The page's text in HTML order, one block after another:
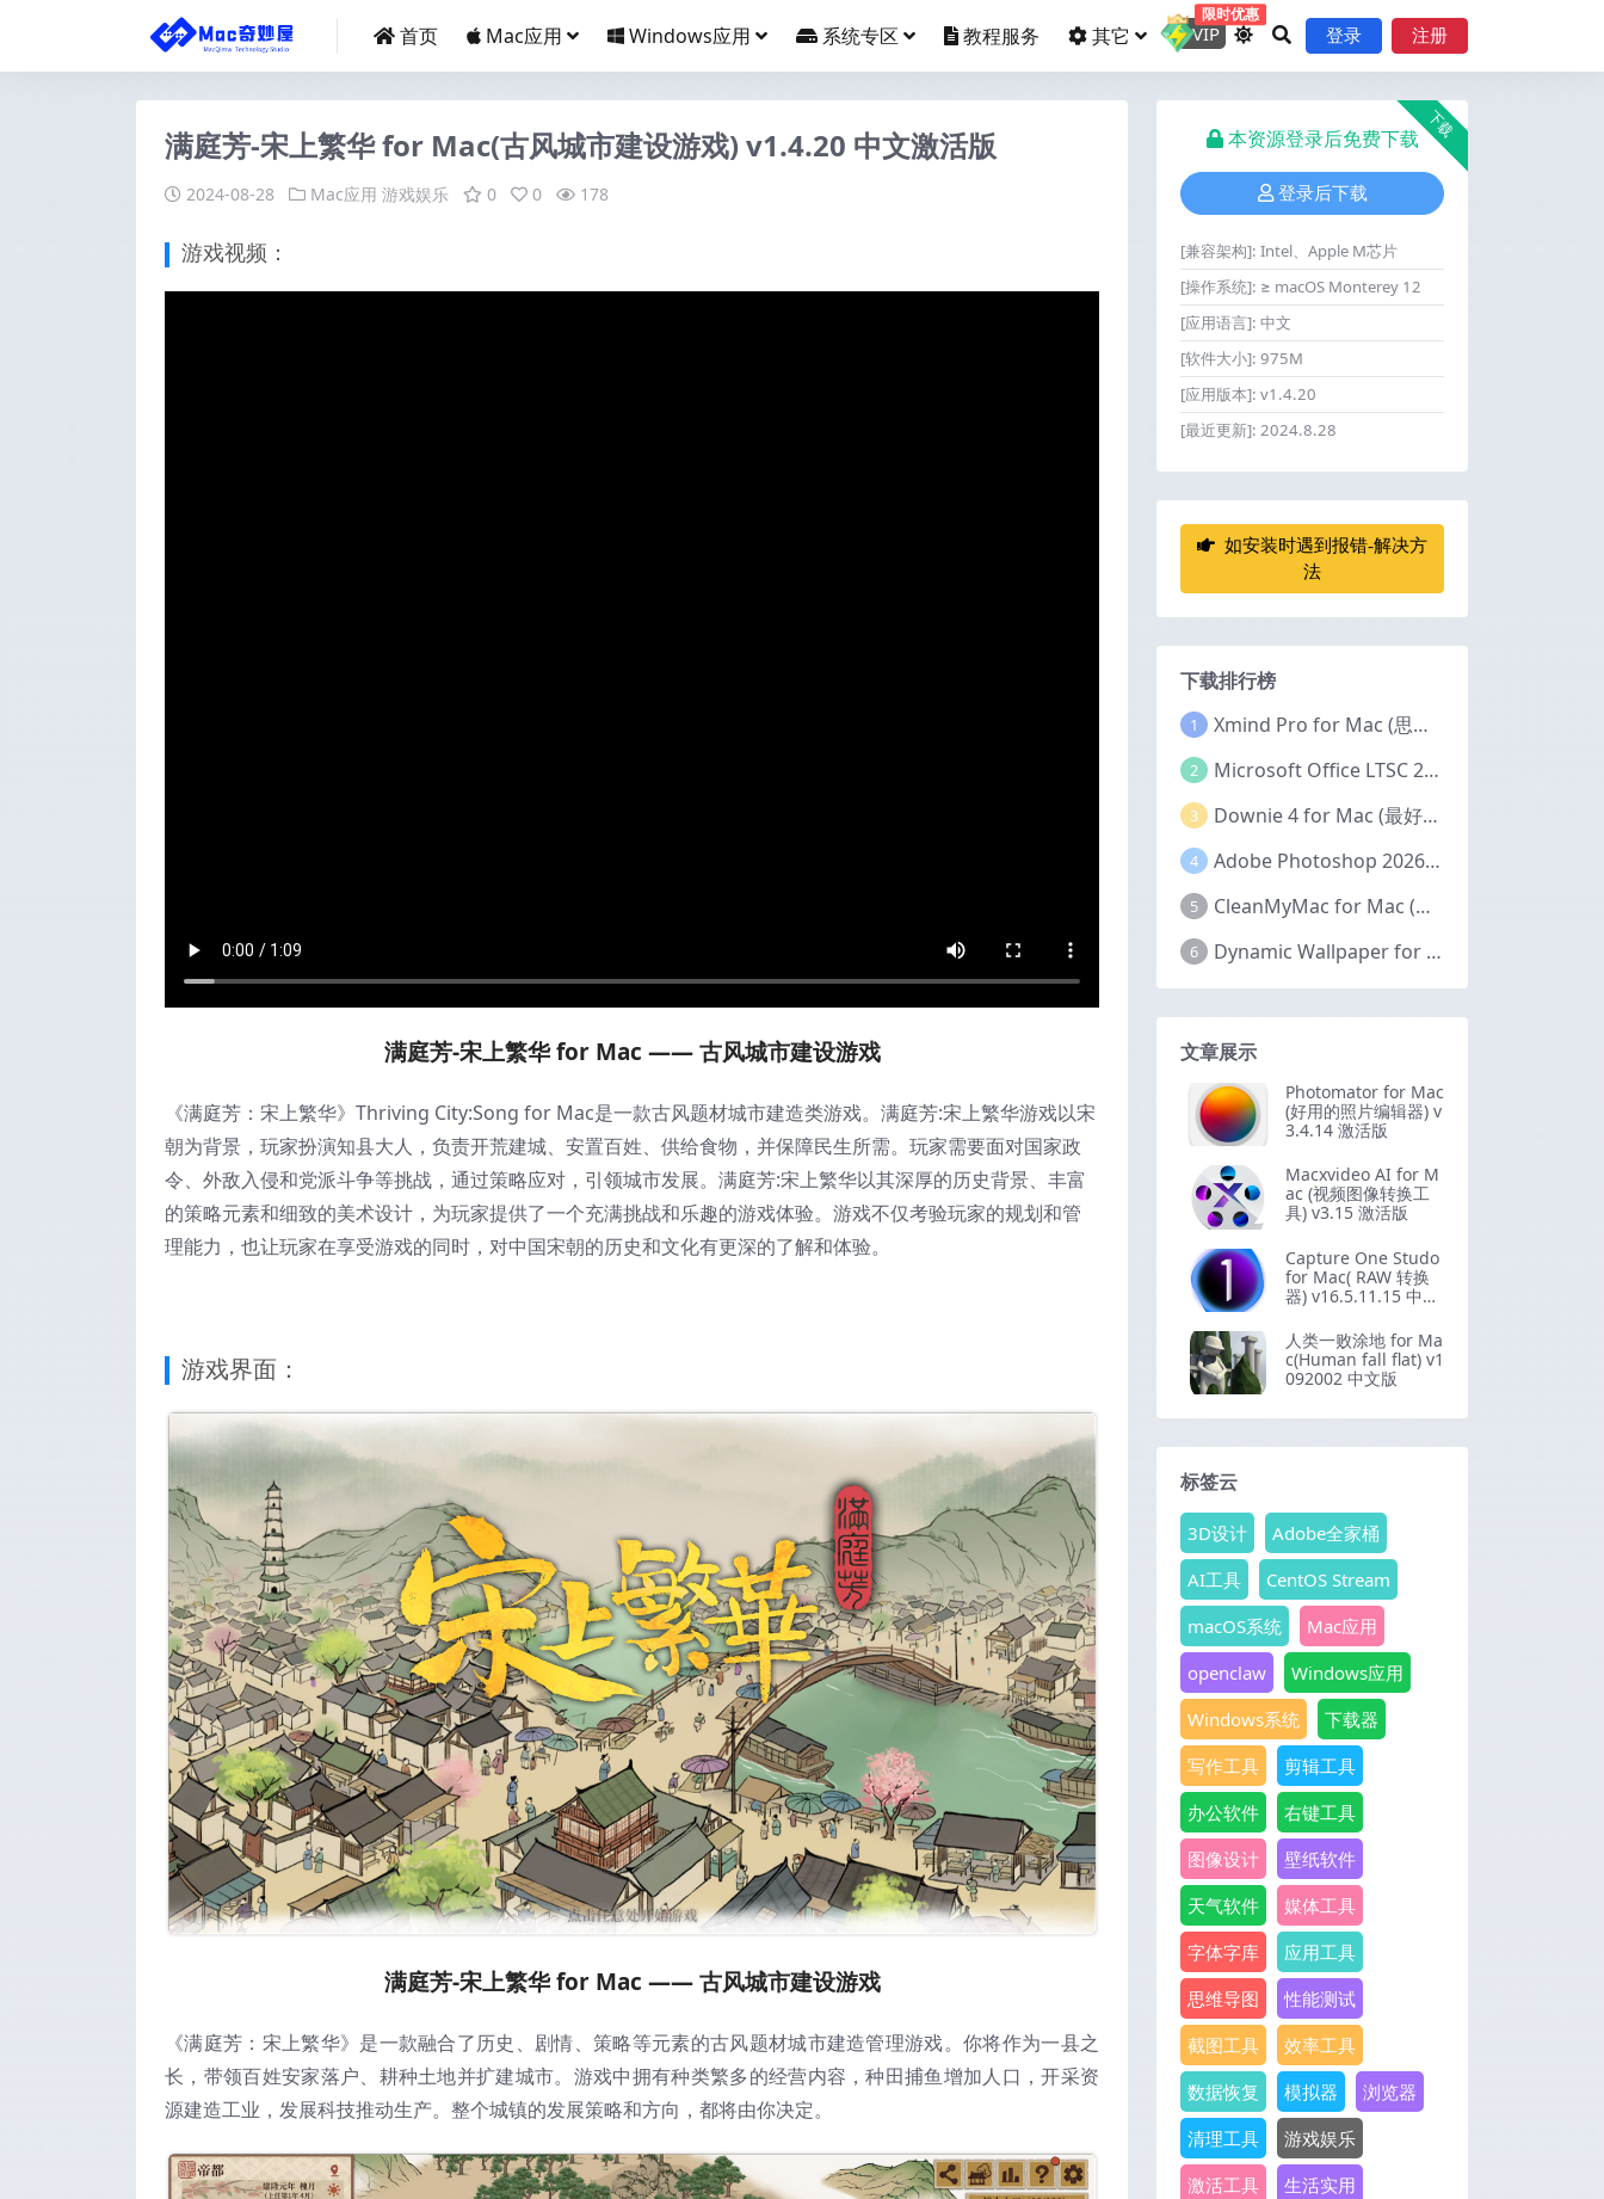
首页 Mac应用 Windows应用 系统专区 教程服务 其它 VIP
限时优惠
登录 注册
满庭芳-宋上繁华 for Mac(古风城市建设游戏) v1.4.20 中文激活版
2024-08-28 Mac应用 游戏娱乐 0 0 178
游戏视频：
满庭芳-宋上繁华 for Mac —— 古风城市建设游戏
《满庭芳：宋上繁华》Thriving City:Song for Mac是一款古风题材城市建造类游戏。满庭芳:宋上繁华游戏以宋
朝为背景，玩家扮演知县大人，负责开荒建城、安置百姓、供给食物，并保障民生所需。玩家需要面对国家政
令、外敌入侵和党派斗争等挑战，通过策略应对，引领城市发展。满庭芳:宋上繁华以其深厚的历史背景、丰富
的策略元素和细致的美术设计，为玩家提供了一个充满挑战和乐趣的游戏体验。游戏不仅考验玩家的规划和管
理能力，也让玩家在享受游戏的同时，对中国宋朝的历史和文化有更深的了解和体验。
游戏界面：
满庭芳-宋上繁华 for Mac —— 古风城市建设游戏
《满庭芳：宋上繁华》是一款融合了历史、剧情、策略等元素的古风题材城市建造管理游戏。你将作为一县之
长，带领百姓安家落户、耕种土地并扩建城市。游戏中拥有种类繁多的经营内容，种田捕鱼增加人口，开采资
源建造工业，发展科技推动生产。整个城镇的发展策略和方向，都将由你决定。
下载
本资源登录后免费下载
登录后下载
[兼容架构]: Intel、Apple M芯片
[操作系统]: ≥ macOS Monterey 12
[应用语言]: 中文
[软件大小]: 975M
[应用版本]: v1.4.20
[最近更新]: 2024.8.28
如安装时遇到报错-解决方
法
下载排行榜
1 Xmind Pro for Mac (思维导图软件) v26.04.01337 永久激活版
2 Microsoft Office LTSC 2024 for Mac (Office全家桶) v16.111.2 中文激活版
3 Downie 4 for Mac (最好的视频下载器) v4.12.11 激活版
4 Adobe Photoshop 2026 for Mac (PS2026图像编辑处理软件) v27.6.0 中文版
5 CleanMyMac for Mac (Mac清理优化工具) v5.5.7 激活版
6 Dynamic Wallpaper for Mac(超赞的Mac动态视频壁纸) v25.4 激活版
文章展示
Photomator for Mac
(好用的照片编辑器) v
3.4.14 激活版
Macxvideo AI for M
ac (视频图像转换工
具) v3.15 激活版
Capture One Studo
for Mac( RAW 转换
器) v16.5.11.15 中文
人类一败涂地 for Ma
c(Human fall flat) v1
092002 中文版
标签云
3D设计
Adobe全家桶
AI工具
CentOS Stream
macOS系统
Mac应用
openclaw
Windows应用
Windows系统
下载器
写作工具
剪辑工具
办公软件
右键工具
图像设计
壁纸软件
天气软件
媒体工具
字体字库
应用工具
思维导图
性能测试
截图工具
效率工具
数据恢复
模拟器
浏览器
清理工具
游戏娱乐
激活工具
生活实用